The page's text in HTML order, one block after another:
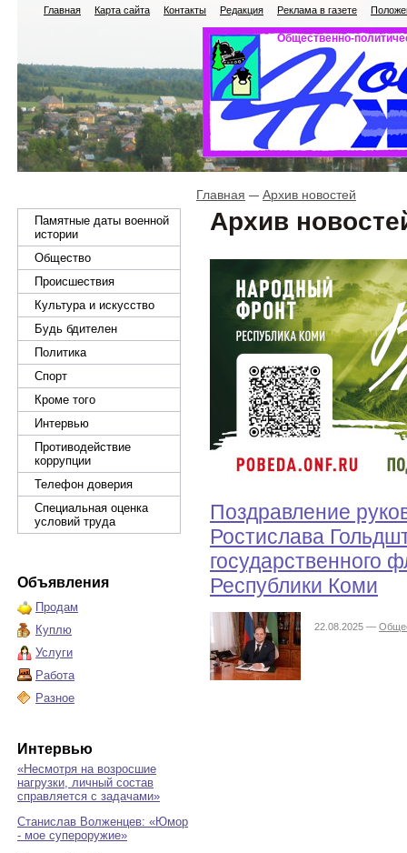
Главная Карта сайта Контакты Редакция Реклама в газете
Общественно-
Памятные даты военной
истории
Общество
Происшествия
Культура и искусство
Будь бдителен
Политика
Спорт
Кроме того
Интервью
Противодействие
коррупции
Телефон доверия
Специальная оценка
условий труда
Объявления
Продам
Куплю
Услуги
Работа
Разное
Интервью
«Несмотря на возросшие
нагрузки, личный состав
справляется с задачами»
Станислав Волженцев: «Юмор
- мое супероружие»
Главная Архив новостей
Архив
Поздравление
Ростислава
государственного
Республики Коми
22.08.2025 —